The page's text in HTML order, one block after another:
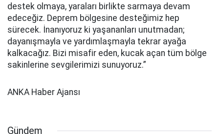
destek olmaya, yaraları birlikte sarmaya devam
edeceğiz. Deprem bölgesine desteğimiz hep
sürecek. İnanıyoruz ki yaşananları unutmadan;
dayanışmayla ve yardımlaşmayla tekrar ayağa
kalkacağız. Bizi misafir eden, kucak açan tüm bölge
sakinlerine sevgilerimizi sunuyoruz.”
ANKA Haber Ajansı
Gündem